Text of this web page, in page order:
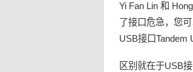
Yi Fan Lin 和
了接口危急，您
USB接口Tandem
区别就在于USB